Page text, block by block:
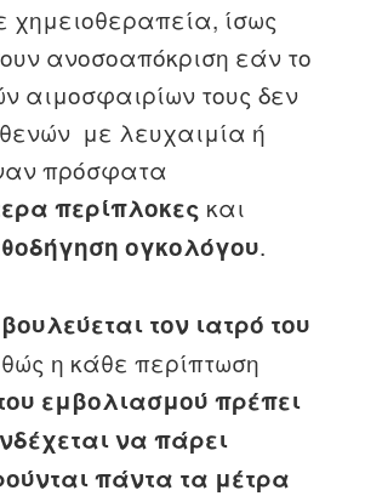
χημειοθεραπεία, ίσως
ανοσοαπόκριση εάν το
αιμοσφαιρίων τους δεν
με λευχαιμία ή
πρόσφατα
περίπλοκες και
ογκολόγου.
τον ιατρό του
η κάθε περίπτωση
εμβολιασμού πρέπει
να πάρει
πάντα τα μέτρα